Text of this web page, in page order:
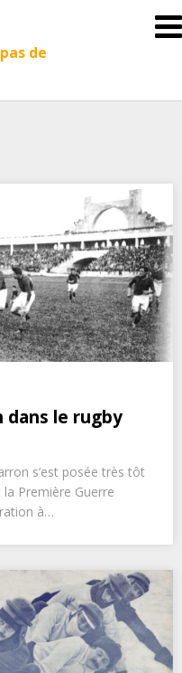
de
dans le rugby
s’est posée très tôt
Première Guerre
à…